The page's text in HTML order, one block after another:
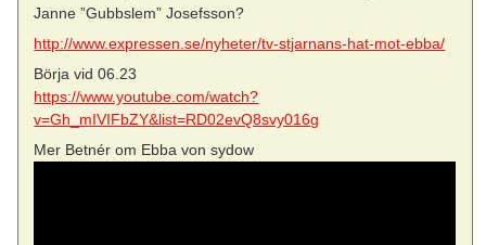
Janne ”Gubbslem” Josefsson?
http://www.expressen.se/nyheter/tv-stjarnans-hat-mot-ebba/
Börja vid 06.23
https://www.youtube.com/watch?
v=Gh_mIVIFbZY&list=RD02evQ8svy016g
Mer Betnér om Ebba von sydow